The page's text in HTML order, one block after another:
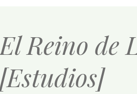
El Reino de
[Estudios]